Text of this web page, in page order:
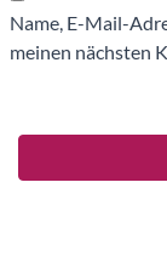
Name, E-Mail-
meinen nächsten